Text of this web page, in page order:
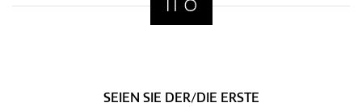
SEIEN SIE DER/DIE ERSTE